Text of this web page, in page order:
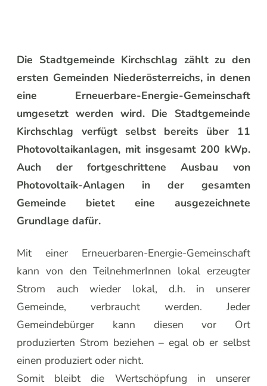
Die Stadtgemeinde Kirchschlag zählt zu den
ersten Gemeinden Niederösterreichs, in denen
eine Erneuerbare-Energie-Gemeinschaft
umgesetzt werden wird. Die Stadtgemeinde
Kirchschlag verfügt selbst bereits über 11
Photovoltaikanlagen, mit insgesamt 200 kWp.
Auch der fortgeschrittene Ausbau von
Photovoltaik-Anlagen in der gesamten
Gemeinde bietet eine ausgezeichnete
Grundlage dafür.
Mit einer Erneuerbaren-Energie-Gemeinschaft
kann von den TeilnehmerInnen lokal erzeugter
Strom auch wieder lokal, d.h. in unserer
Gemeinde, verbraucht werden. Jeder
Gemeindebürger kann diesen vor Ort
produzierten Strom beziehen – egal ob er selbst
einen produziert oder nicht.
Somit bleibt die Wertschöpfung in unserer